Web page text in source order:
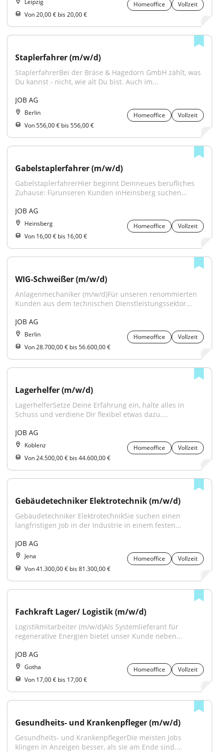
Leipzig Homeoffice
Vollzeit
Von 20,00 € bis 20,00 €
Staplerfahrer (m/w/d)
StaplerfahrerBei der Bräse & Hagedorn GmbH zählt, was
Du kannst - nicht, wie alt Du bist. Auch im...
JOB AG
Berlin Homeoffice
Vollzeit
Von 556,00 € bis 556,00 €
Gabelstaplerfahrer (m/w/d)
GabelstaplerfahrerHier beginnt Deinneues berufliches
Zuhause: Fürunseren Kunden inHeinsberg suchen...
JOB AG
Heinsberg Homeoffice
Vollzeit
Von 16,00 € bis 16,00 €
WIG-Schweißer (m/w/d)
Anlagenmechaniker (m/w/d)Für unseren renommierten
Kunden aus dem technischen Dienstleistungssektor...
JOB AG
Berlin Homeoffice
Vollzeit
Von 28.700,00 € bis 56.600,00 €
Lagerhelfer (m/w/d)
LagerhelferSetze Deine Erfahrung ein, halte alles in
Schuss und verdiene Dir flexibel etwas dazu....
JOB AG
Koblenz Homeoffice
Vollzeit
Von 24.500,00 € bis 44.600,00 €
Gebäudetechniker Elektrotechnik (m/w/d)
Gebäudetechniker ElektrotechnikSie suchen einen
langfristigen Job in der Industrie in einem festen...
JOB AG
Jena Homeoffice
Vollzeit
Von 41.300,00 € bis 81.300,00 €
Fachkraft Lager/ Logistik (m/w/d)
Logistikmitarbeiter (m/w/d)Als Systemlieferant für
regenerative Energien bietet unser Kunde neben...
JOB AG
Gotha Homeoffice
Vollzeit
Von 17,00 € bis 17,00 €
Gesundheits- und Krankenpfleger (m/w/d)
Gesundheits- und KrankenpflegerDie meisten Jobs
klingen in Anzeigen besser, als sie am Ende sind....